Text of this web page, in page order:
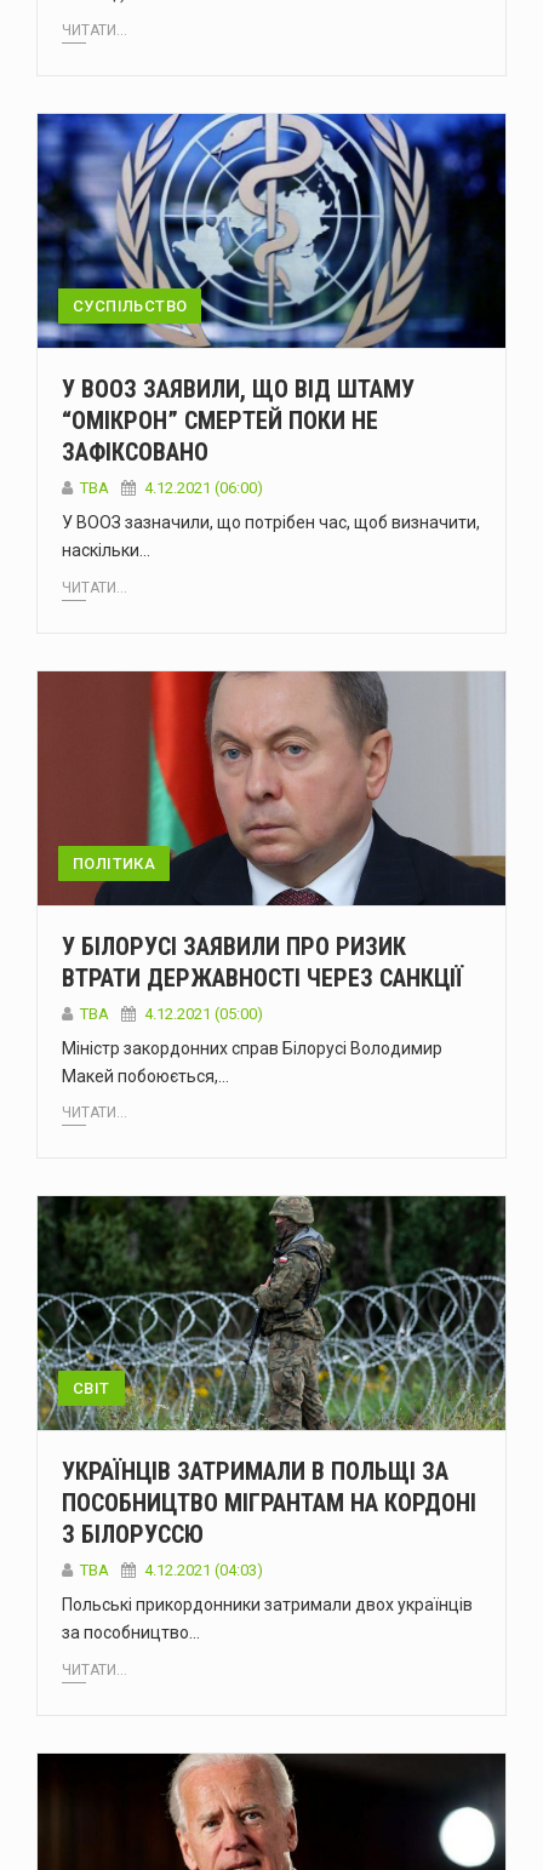
ЧИТАТИ...
СУСПІЛЬСТВО
У ВООЗ ЗАЯВИЛИ, ЩО ВІД ШТАМУ
“ОМІКРОН” СМЕРТЕЙ ПОКИ НЕ
ЗАФІКСОВАНО
ТВА 4.12.2021 (06:00)
У ВООЗ зазначили, що потрібен час, щоб визначити,
наскільки…
ЧИТАТИ...
ПОЛІТИКА
У БІЛОРУСІ ЗАЯВИЛИ ПРО РИЗИК
ВТРАТИ ДЕРЖАВНОСТІ ЧЕРЕЗ САНКЦІЇ
ТВА 4.12.2021 (05:00)
Міністр закордонних справ Білорусі Володимир
Макей побоюється,…
ЧИТАТИ...
СВІТ
УКРАЇНЦІВ ЗАТРИМАЛИ В ПОЛЬЩІ ЗА
ПОСОБНИЦТВО МІГРАНТАМ НА КОРДОНІ
З БІЛОРУССЮ
ТВА 4.12.2021 (04:03)
Польські прикордонники затримали двох українців
за пособництво…
ЧИТАТИ...